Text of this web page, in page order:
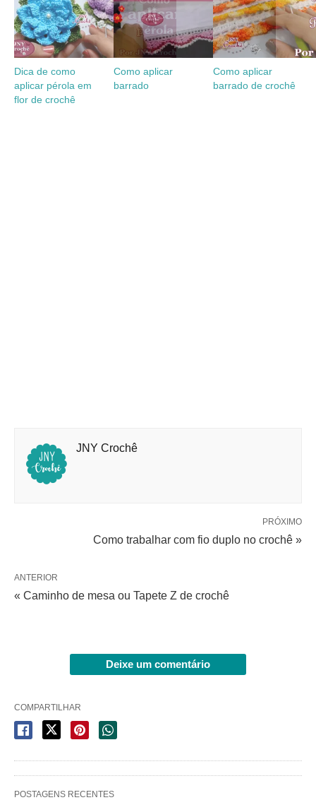
Dica de como
aplicar pérola em
flor de crochê
Como aplicar
barrado
Como aplicar
barrado de crochê
JNY Crochê
PRÓXIMO
Como trabalhar com fio duplo no crochê »
ANTERIOR
« Caminho de mesa ou Tapete Z de crochê
Deixe um comentário
COMPARTILHAR
POSTAGENS RECENTES